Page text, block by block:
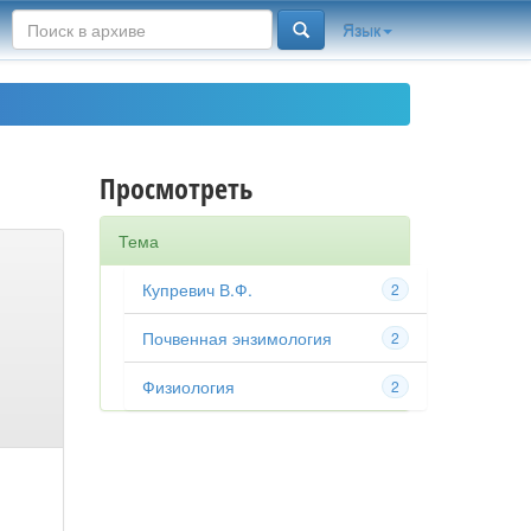
Язык
Просмотреть
Тема
2
Купревич В.Ф.
2
Почвенная энзимология
2
Физиология